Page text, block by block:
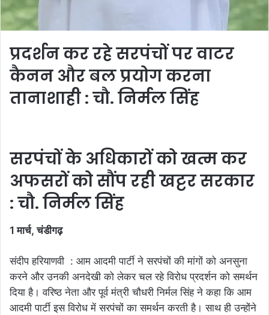
प्रदर्शन कर रहे सरपंचों पर वाटर
कैनन और बल प्रयोग करना
तानाशाही : चौ. निर्मल सिंह
सरपंचों के अधिकारों को खत्म कर
अफसरों को सौंप रही खट्टर सरकार
: चौ. निर्मल सिंह
1 मार्च, चंडीगढ़
संदीप हरियाणवी : आम आदमी पार्टी ने सरपंचों की मांगों को अनसुना
करने और उनकी अनदेखी को लेकर चल रहे विरोध प्रदर्शन को समर्थन
दिया है। वरिष्ठ नेता और पूर्व मंत्री चौधरी निर्मल सिंह ने कहा कि आम
आदमी पार्टी इस विरोध में सरपंचों का समर्थन करती है। साथ ही उन्होंने